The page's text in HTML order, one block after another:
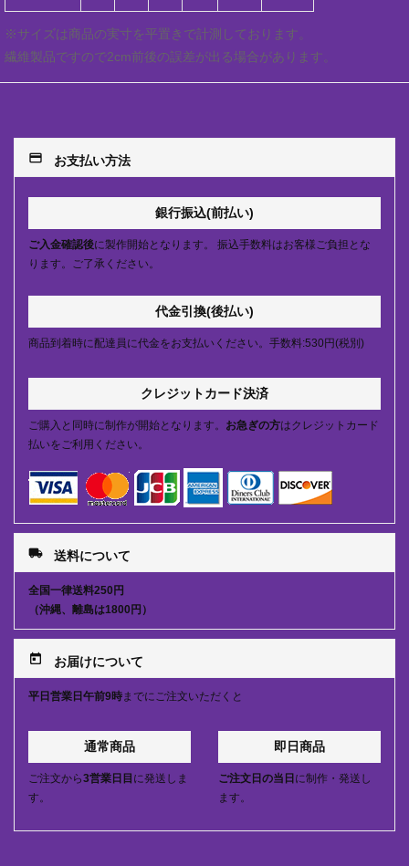
※サイズは商品の実寸を平置きで計測しております。
繊維製品ですので2cm前後の誤差が出る場合があります。
payment お支払い方法
銀行振込(前払い)
ご入金確認後に製作開始となります。 振込手数料はお客様ご負担とな
ります。ご了承ください。
代金引換(後払い)
商品到着時に配達員に代金をお支払いください。手数料:530円(税別)
クレジットカード決済
ご購入と同時に制作が開始となります。 お急ぎの方はクレジットカード
払いをご利用ください。
local_shipping 送料について
全国一律送料250円
（沖縄、離島は1800円）
today お届けについて
平日営業日午前9時までにご注文いただくと
通常商品
ご注文から3営業日目 に発送しま
す。
即日商品
ご注文日の当日 に制作・発送し
ます。